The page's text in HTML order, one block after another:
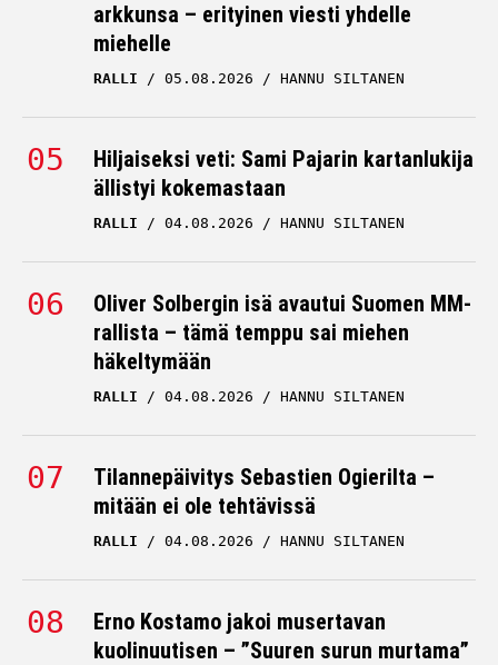
arkkunsa – erityinen viesti yhdelle
miehelle
RALLI 05.08.2026 HANNU SILTANEN
Hiljaiseksi veti: Sami Pajarin kartanlukija
ällistyi kokemastaan
RALLI 04.08.2026 HANNU SILTANEN
Oliver Solbergin isä avautui Suomen MM-
rallista – tämä temppu sai miehen
häkeltymään
RALLI 04.08.2026 HANNU SILTANEN
Tilannepäivitys Sebastien Ogierilta –
mitään ei ole tehtävissä
RALLI 04.08.2026 HANNU SILTANEN
Erno Kostamo jakoi musertavan
kuolinuutisen – ”Suuren surun murtama”